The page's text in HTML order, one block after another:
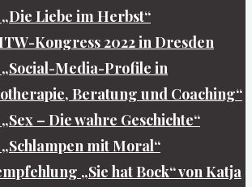
Liebe im Herbst“
Kongress 2022 in Dresden
„Social-Media-Profile in
Beratung und Coaching“
– Die wahre Geschichte“
mit Moral“
„Sie hat Bock“ von Katja